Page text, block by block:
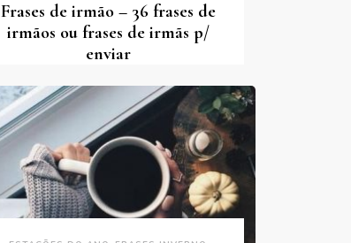
Frases de irmão – 36 frases de
irmãos ou frases de irmãs p/
enviar